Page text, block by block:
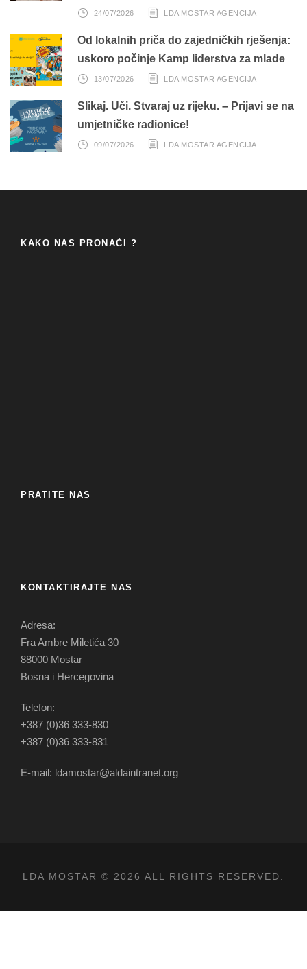
24/07/2026 LDA MOSTAR AGENCIJA
Od lokalnih priča do zajedničkih rješenja:
uskoro počinje Kamp liderstva za mlade
13/07/2026 LDA MOSTAR AGENCIJA
Slikaj. Uči. Stvaraj uz rijeku. – Prijavi se na
umjetničke radionice!
09/07/2026 LDA MOSTAR AGENCIJA
KAKO NAS PRONAĆI ?
PRATITE NAS
KONTAKTIRAJTE NAS
Adresa:
Fra Ambre Miletića 30
88000 Mostar
Bosna i Hercegovina
Telefon:
+387 (0)36 333-830
+387 (0)36 333-831
E-mail: ldamostar@aldaintranet.org
LDA MOSTAR © 2026 ALL RIGHTS RESERVED.